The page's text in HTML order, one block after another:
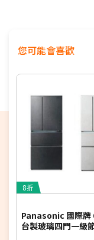
您可能會喜歡
8折
Panasonic 國際牌
台製玻璃四門一級